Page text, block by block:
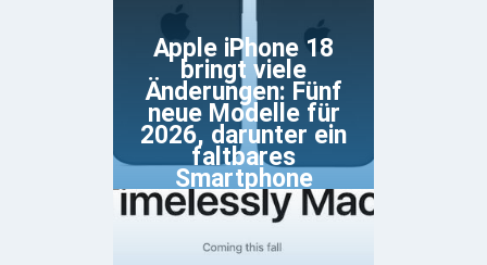
Apple iPhone 18
bringt viele
Änderungen: Fünf
neue Modelle für
2026, darunter ein
faltbares
Smartphone